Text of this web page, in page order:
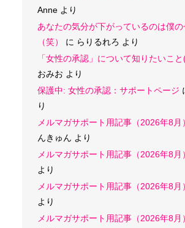
Anne より
あなたの気分が下がっているのは僕の
（笑）
に らりるれろ より
「女性の承認」について知りたいこ
おみお より
保護中: 女性の承認：サポートページ
り
メルマガサポート用記事（2026年8月）
んきゅん より
メルマガサポート用記事（2026年8月）
より
メルマガサポート用記事（2026年8月）
より
メルマガサポート用記事（2026年8月）